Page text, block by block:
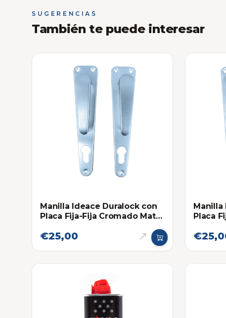
SUGERENCIAS
También te puede interesar
Manilla Ideace Duralock con
Placa Fija-Fija Cromado Mate
€25,00
Manilla
Placa